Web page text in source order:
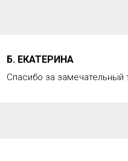
Б. ЕКАТЕРИНА
Спасибо за замечательный